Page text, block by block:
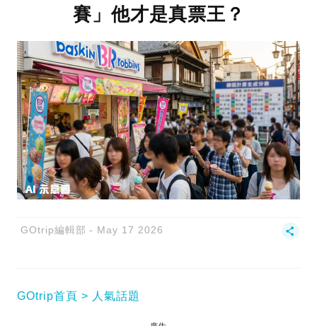
賽」他才是真票王？
GOtrip編輯部 May 17 2026
GOtrip首頁 人氣話題